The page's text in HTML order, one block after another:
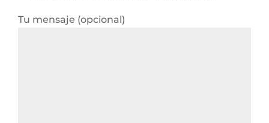
Tu mensaje (opcional)